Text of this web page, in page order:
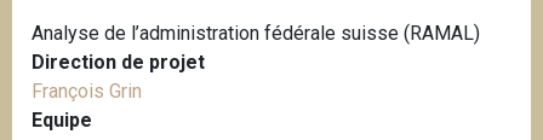
Analyse de l’administration fédérale suisse (RAMAL)
Direction de projet
François Grin
Equipe